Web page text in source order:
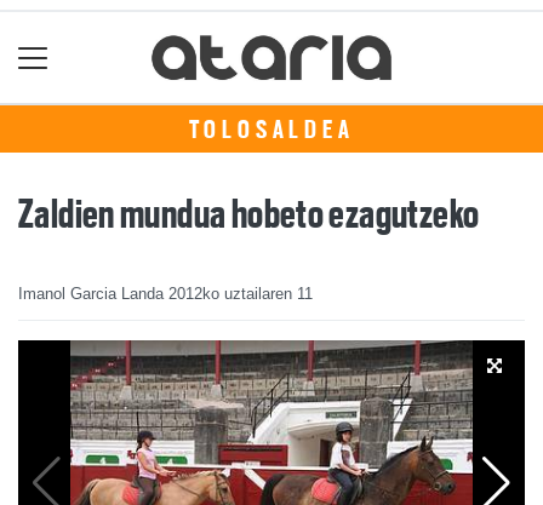
TOLOSALDEA
Zaldien mundua hobeto ezagutzeko
Imanol Garcia Landa 2012ko uztailaren 11